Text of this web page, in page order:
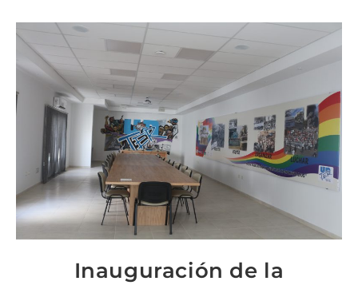
Inauguración de la